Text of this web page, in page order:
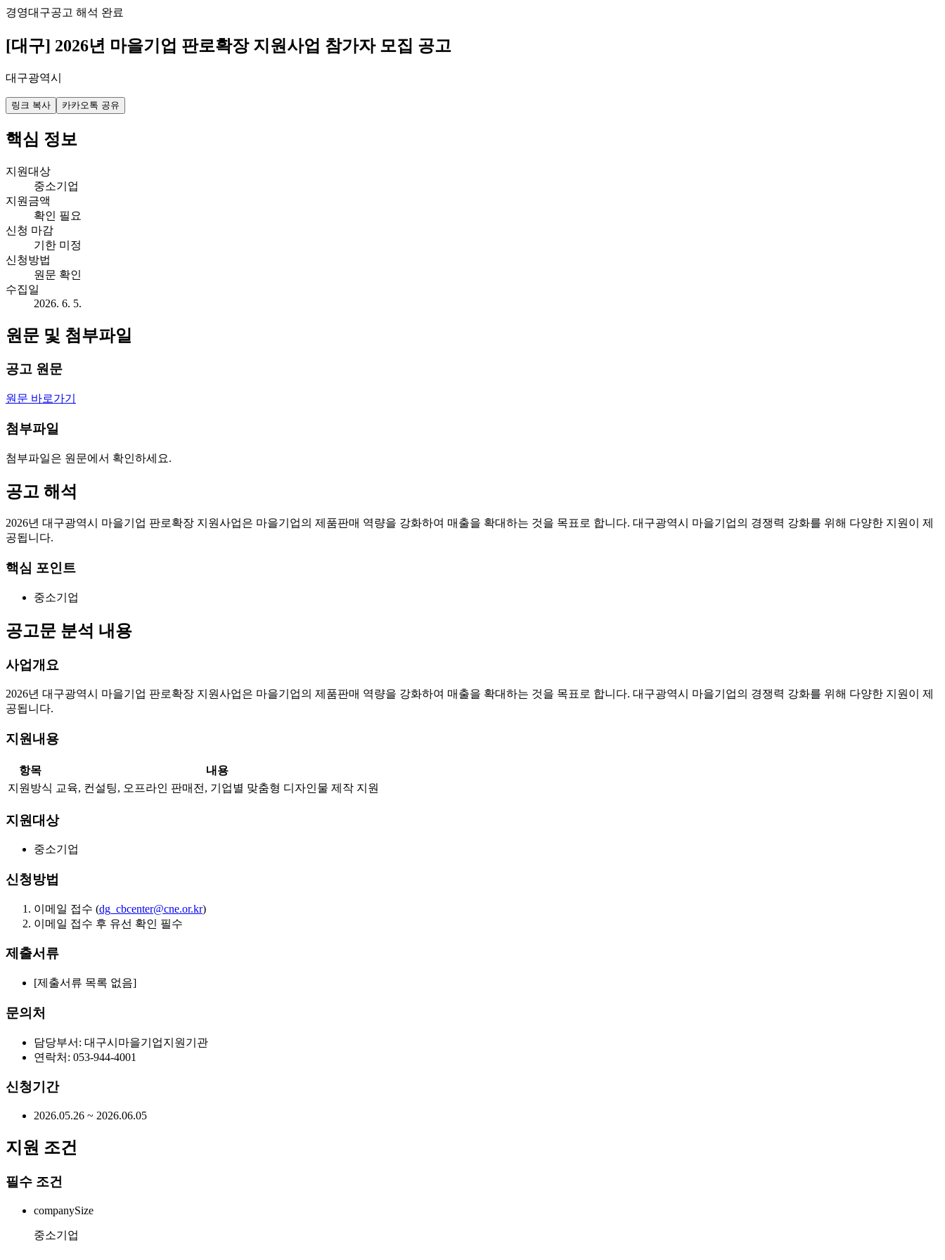
경영대구공고 해석 완료
[대구] 2026년 마을기업 판로확장 지원사업 참가자 모집 공고
대구광역시
링크 복사 카카오톡 공유
핵심 정보
지원대상
중소기업
지원금액
확인 필요
신청 마감
기한 미정
신청방법
원문 확인
수집일
2026. 6. 5.
원문 및 첨부파일
공고 원문
원문 바로가기
첨부파일
첨부파일은 원문에서 확인하세요.
공고 해석
2026년 대구광역시 마을기업 판로확장 지원사업은 마을기업의 제품판매 역량을 강화하여 매출을 확대하는 것을 목표로 합니다. 대구광역시 마을기업의 경쟁력 강화를 위해 다양한 지원이 제
공됩니다.
핵심 포인트
중소기업
공고문 분석 내용
사업개요
2026년 대구광역시 마을기업 판로확장 지원사업은 마을기업의 제품판매 역량을 강화하여 매출을 확대하는 것을 목표로 합니다. 대구광역시 마을기업의 경쟁력 강화를 위해 다양한 지원이 제
공됩니다.
지원내용
항목
내용
지원방식 교육, 컨설팅, 오프라인 판매전, 기업별 맞춤형 디자인물 제작 지원
지원대상
중소기업
신청방법
이메일 접수 (dg_cbcenter@cne.or.kr)
이메일 접수 후 유선 확인 필수
제출서류
[제출서류 목록 없음]
문의처
담당부서: 대구시마을기업지원기관
연락처: 053-944-4001
신청기간
2026.05.26 ~ 2026.06.05
지원 조건
필수 조건
companySize
중소기업